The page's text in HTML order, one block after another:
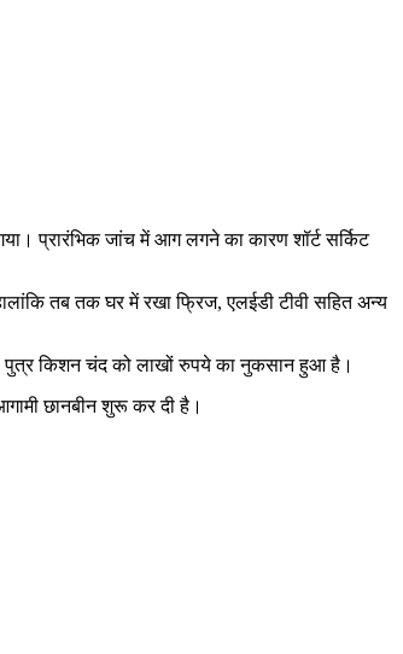
प्रारंभिक जांच में आग लगने का कारण शॉर्ट सर्किट
तब तक घर में रखा फ्रिज, एलईडी टीवी सहित अन्य
पुत्र किशन चंद को लाखों रुपये का नुकसान हुआ है।
छानबीन शुरू कर दी है।